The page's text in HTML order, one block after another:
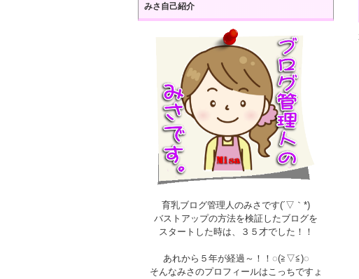
みさ自己紹介
育乳ブログ管理人のみさです(´▽｀*)
バストアップの方法を検証したブログを
スタートした時は、３５才でした！！
あれから５年が経過～！！◌(≧▽≦)◌
そんなみさのプロフィールはこっちですょ